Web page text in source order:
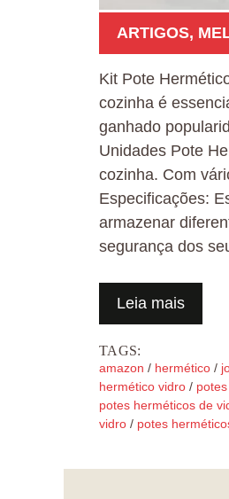
ARTIGOS,
Kit Pote
cozinha é
ganhado
Unidades Pote
cozinha. Com
Especificações:
armazenar
segurança dos
Leia mais
TAGS:
amazon / hermético /
hermético vidro /
potes herméticos de
vidro / potes